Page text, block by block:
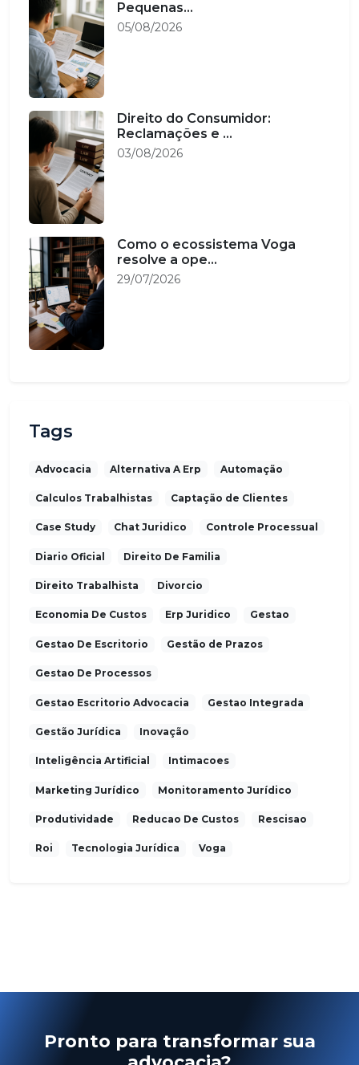
Pequenas...
05/08/2026
Direito do Consumidor:
Reclamações e ...
03/08/2026
Como o ecossistema Voga
resolve a ope...
29/07/2026
Tags
Advocacia Alternativa A Erp Automação
Calculos Trabalhistas Captação de Clientes
Case Study Chat Juridico Controle Processual
Diario Oficial Direito De Familia
Direito Trabalhista Divorcio
Economia De Custos Erp Juridico Gestao
Gestao De Escritorio Gestão de Prazos
Gestao De Processos
Gestao Escritorio Advocacia Gestao Integrada
Gestão Jurídica Inovação
Inteligência Artificial Intimacoes
Marketing Jurídico Monitoramento Jurídico
Produtividade Reducao De Custos Rescisao
Roi Tecnologia Jurídica Voga
Pronto para transformar sua